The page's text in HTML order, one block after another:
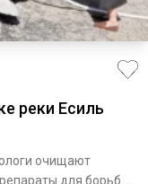
реки Есиль
очищают
для борьбы